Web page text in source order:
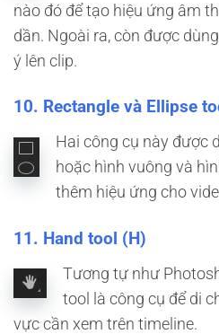
nào đó để tạo hiệu ứng âm
dần. Ngoài ra, còn được
ý lên clip.
10. Rectangle và Ellipse
Hai công cụ này được
hoặc hình vuông và
thêm hiệu ứng cho
11. Hand tool (H)
Tương tự như
tool là công cụ để di
vực cần xem trên timeline.